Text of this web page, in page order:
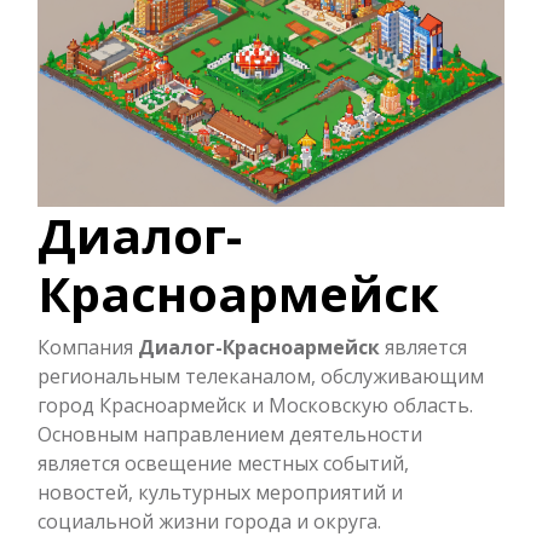
Диалог-
Красноармейск
Компания Диалог-Красноармейскявляется
региональным телеканалом, обслуживающим
город Красноармейск и Московскую область.
Основным направлением деятельности
является освещение местных событий,
новостей, культурных мероприятий и
социальной жизни города и округа.